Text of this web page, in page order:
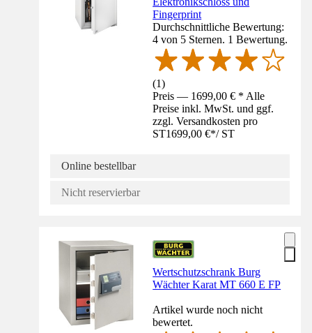
Fingerprint
Durchschnittliche Bewertung:
4 von 5 Sternen. 1 Bewertung.
(1)
Preis — 1699,00 € * Alle
Preise inkl. MwSt. und ggf.
zzgl. Versandkosten pro
ST1699,00 €*/ ST
Online bestellbar
Nicht reservierbar
Wertschutzschrank Burg
Wächter Karat MT 660 E FP
Artikel wurde noch nicht
bewertet.